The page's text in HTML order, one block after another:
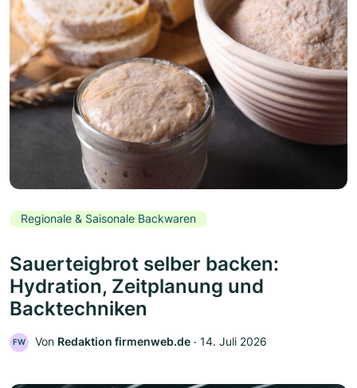
Regionale & Saisonale Backwaren
Sauerteigbrot selber backen:
Hydration, Zeitplanung und
Backtechniken
FW Von Redaktion firmenweb.de ‧ 14. Juli 2026